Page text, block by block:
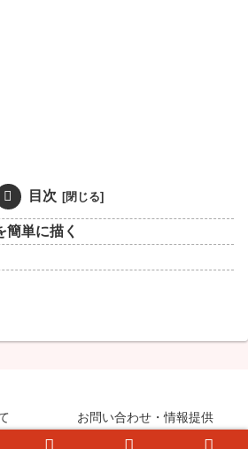
目次
簡単に描く
お問い合わせ・情報提供